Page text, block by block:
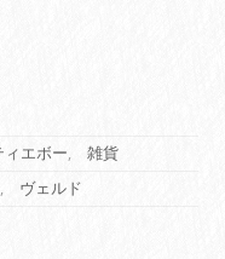
ィエボー,
雑貨
, ヴェルド